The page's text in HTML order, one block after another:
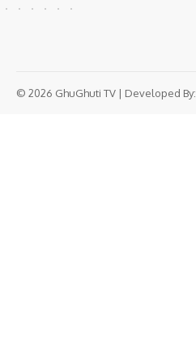
© 2026 GhuGhuti TV | Developed By: